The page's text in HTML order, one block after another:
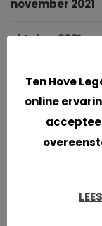
november 2021
oktober 2021
juni 2021
april 2021
Ten Hove
online